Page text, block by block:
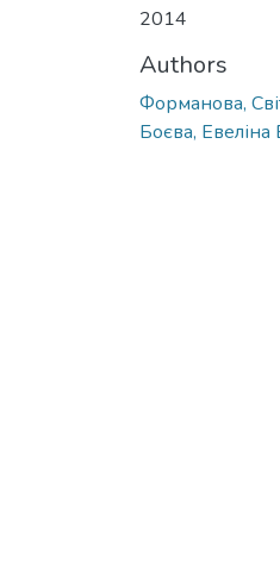
2014
Authors
Форманова,
Боєва, Евеліна